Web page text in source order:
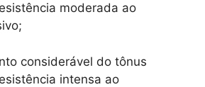
moderada ao
considerável do tônus
intensa ao